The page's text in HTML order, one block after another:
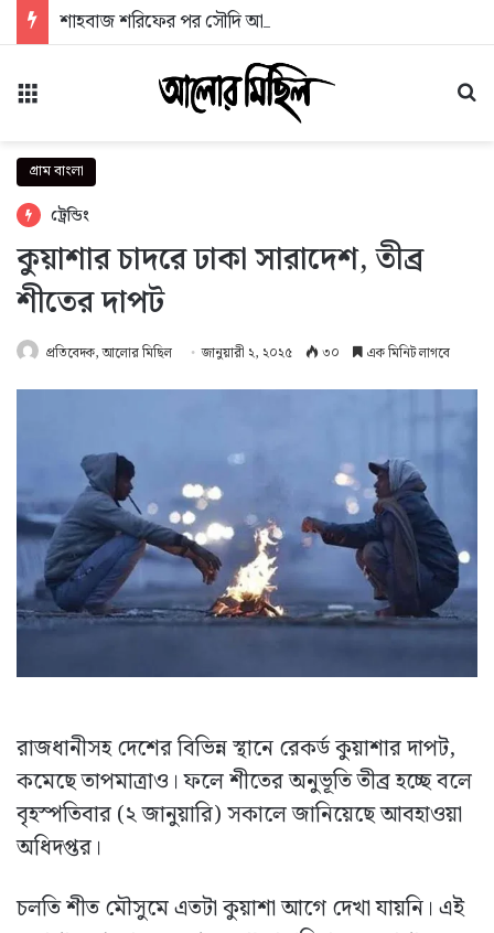
গ্রাম বাংলা
ট্রেন্ডিং
কুয়াশার চাদরে ঢাকা সারাদেশ, তীব্র
শীতের দাপট
প্রতিবেদক, আলোর মিছিল জানুয়ারী ২, ২০২৫ ৩০ এক মিনিট লাগবে
রাজধানীসহ দেশের বিভিন্ন স্থানে রেকর্ড কুয়াশার দাপট,
কমেছে তাপমাত্রাও। ফলে শীতের অনুভূতি তীব্র হচ্ছে বলে
বৃহস্পতিবার (২ জানুয়ারি) সকালে জানিয়েছে আবহাওয়া
অধিদপ্তর।
চলতি শীত মৌসুমে এতটা কুয়াশা আগে দেখা যায়নি। এই